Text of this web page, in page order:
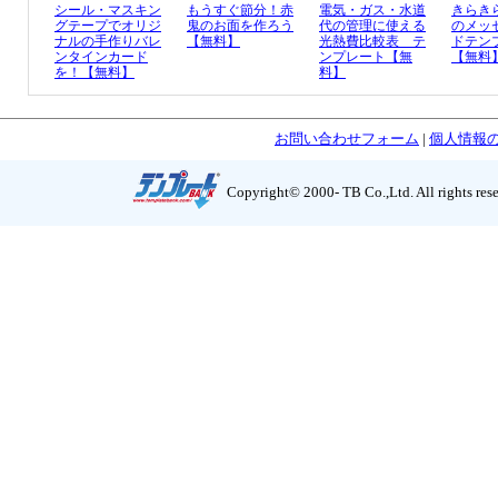
シール・マスキン
グテープでオリジ
ナルの手作りバレ
ンタインカード
を！【無料】
もうすぐ節分！赤
鬼のお面を作ろう
【無料】
電気・ガス・水道
代の管理に使える
光熱費比較表 テ
ンプレート【無
料】
きらき
のメッ
ドテン
【無料
お問い合わせフォーム | 個人情報
Copyright© 2000- TB Co.,Ltd. All rights